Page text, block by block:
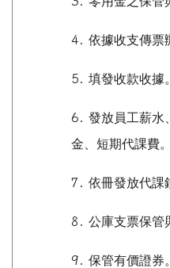
4. 依據收支傳票
5. 填發收款收據。
6. 發放員工薪水
金、短期代課費。
7. 依冊發放代課
8. 公庫支票保管
9. 保管有價證券。